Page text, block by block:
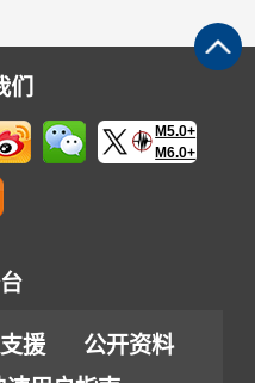
们
M5.0+
M6.0+
援
公开资料